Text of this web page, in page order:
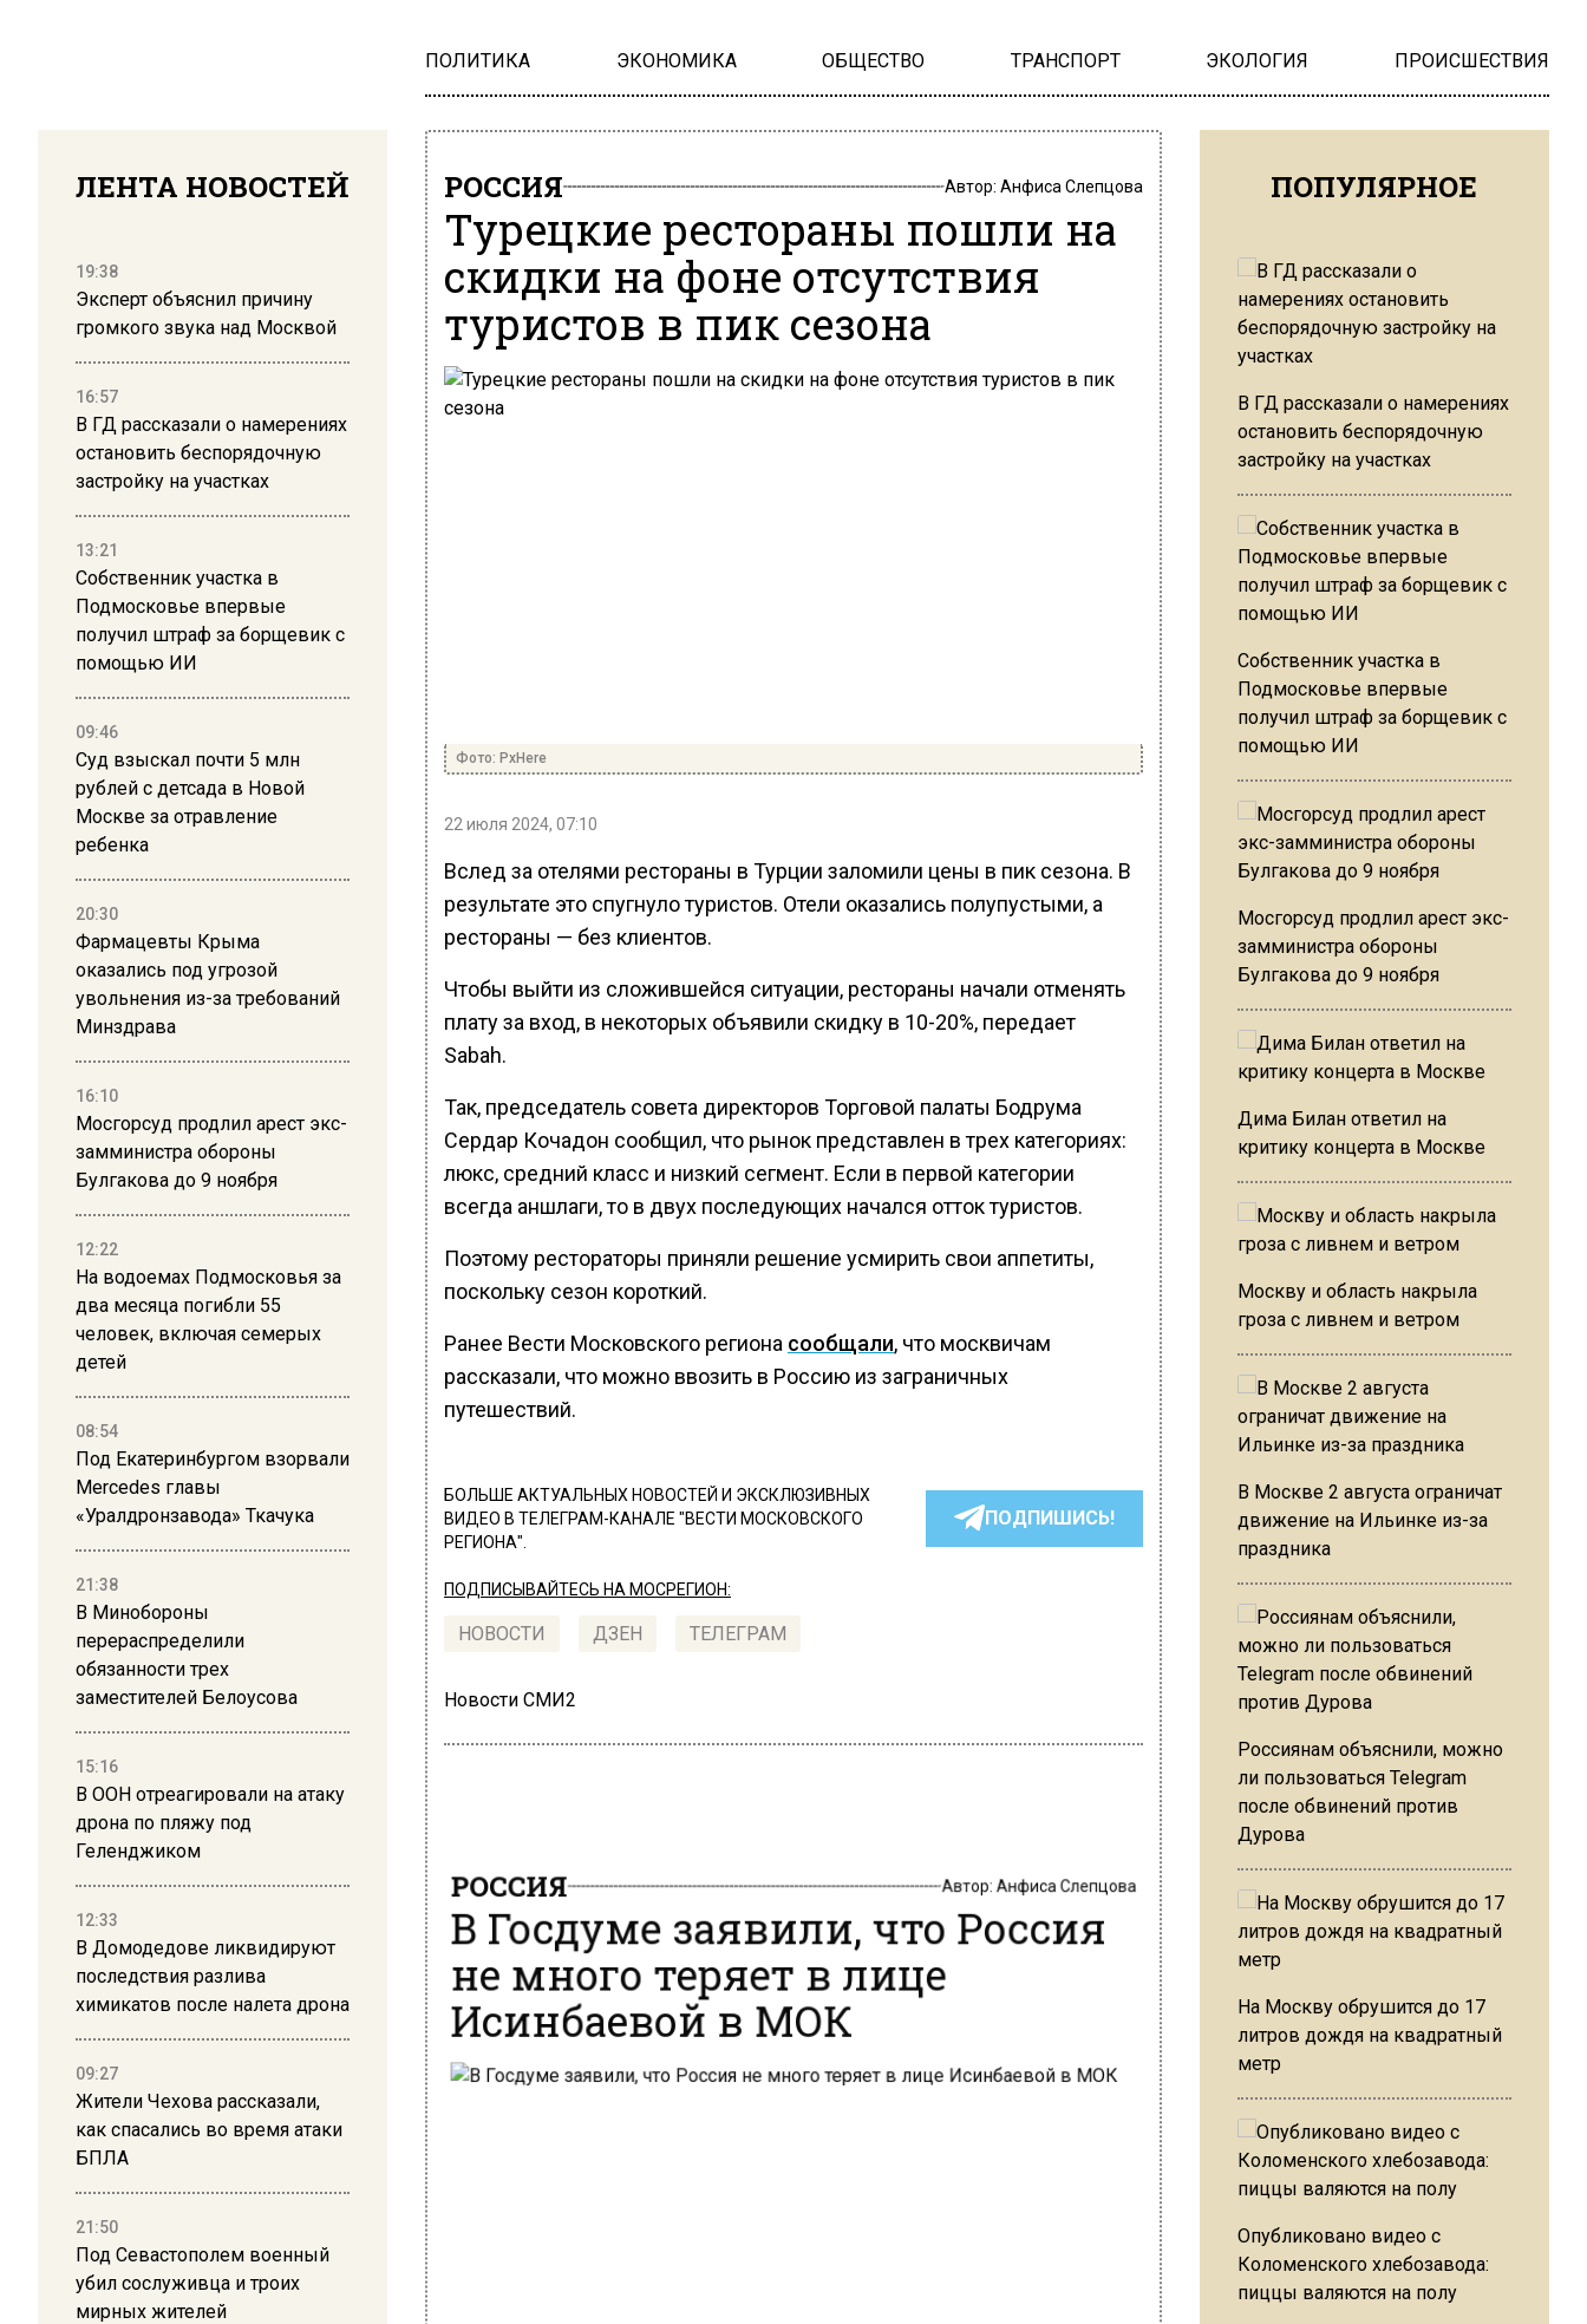
ПОЛИТИКА ЭКОНОМИКА ОБЩЕСТВО ТРАНСПОРТ ЭКОЛОГИЯ ПРОИСШЕСТВИЯ
ЛЕНТА НОВОСТЕЙ
19:38
Эксперт объяснил причину
громкого звука над Москвой
16:57
В ГД рассказали о намерениях
остановить беспорядочную
застройку на участках
13:21
Собственник участка в
Подмосковье впервые
получил штраф за борщевик с
помощью ИИ
09:46
Суд взыскал почти 5 млн
рублей с детсада в Новой
Москве за отравление
ребенка
20:30
Фармацевты Крыма
оказались под угрозой
увольнения из-за требований
Минздрава
16:10
Мосгорсуд продлил арест экс-
замминистра обороны
Булгакова до 9 ноября
12:22
На водоемах Подмосковья за
два месяца погибли 55
человек, включая семерых
детей
08:54
Под Екатеринбургом взорвали
Mercedes главы
«Уралдронзавода» Ткачука
21:38
В Минобороны
перераспределили
обязанности трех
заместителей Белоусова
15:16
В ООН отреагировали на атаку
дрона по пляжу под
Геленджиком
12:33
В Домодедове ликвидируют
последствия разлива
химикатов после налета дрона
09:27
Жители Чехова рассказали,
как спасались во время атаки
БПЛА
21:50
Под Севастополем военный
убил сослуживца и троих
мирных жителей
РОССИЯ Автор: Анфиса Слепцова
Турецкие рестораны пошли на
скидки на фоне отсутствия
туристов в пик сезона
Фото: PxHere
22 июля 2024, 07:10
Вслед за отелями рестораны в Турции заломили цены в пик сезона. В
результате это спугнуло туристов. Отели оказались полупустыми, а
рестораны — без клиентов.
Чтобы выйти из сложившейся ситуации, рестораны начали отменять
плату за вход, в некоторых объявили скидку в 10-20%, передает
Sabah.
Так, председатель совета директоров Торговой палаты Бодрума
Сердар Кочадон сообщил, что рынок представлен в трех категориях:
люкс, средний класс и низкий сегмент. Если в первой категории
всегда аншлаги, то в двух последующих начался отток туристов.
Поэтому рестораторы приняли решение усмирить свои аппетиты,
поскольку сезон короткий.
Ранее Вести Московского региона сообщали, что москвичам
рассказали, что можно ввозить в Россию из заграничных
путешествий.
БОЛЬШЕ АКТУАЛЬНЫХ НОВОСТЕЙ И ЭКСКЛЮЗИВНЫХ
ВИДЕО В ТЕЛЕГРАМ-КАНАЛЕ "ВЕСТИ МОСКОВСКОГО
РЕГИОНА".
ПОДПИШИСЬ!
ПОДПИСЫВАЙТЕСЬ НА МОСРЕГИОН:
НОВОСТИ ДЗЕН ТЕЛЕГРАМ
Новости СМИ2
РОССИЯ
В Госдуме заявили, что Россия
не много теряет в лице
Исинбаевой в МОК
ПОПУЛЯРНОЕ
В ГД рассказали о намерениях
остановить беспорядочную
застройку на участках
Собственник участка в
Подмосковье впервые
получил штраф за борщевик с
помощью ИИ
Мосгорсуд продлил арест экс-
замминистра обороны
Булгакова до 9 ноября
Дима Билан ответил на
критику концерта в Москве
Москву и область накрыла
гроза с ливнем и ветром
В Москве 2 августа ограничат
движение на Ильинке из-за
праздника
Россиянам объяснили, можно
ли пользоваться Telegram
после обвинений против
Дурова
На Москву обрушится до 17
литров дождя на квадратный
метр
Опубликовано видео с
Коломенского хлебозавода:
пиццы валяются на полу